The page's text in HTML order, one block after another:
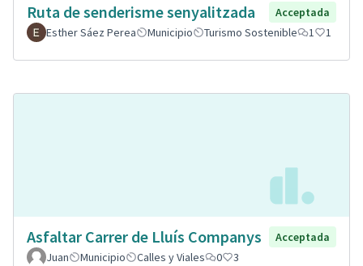
Ruta de senderisme senyalitzada
Acceptada
Esther Sáez Perea
Municipio Turismo Sostenible 1 1
Asfaltar Carrer de Lluís Companys
Acceptada
Juan
Municipio Calles y Viales 0 3